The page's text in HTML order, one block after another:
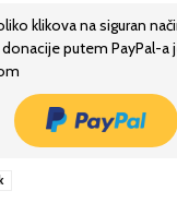
klikova na siguran
donacije putem PayPal-a